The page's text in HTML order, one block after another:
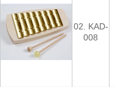
02. KAD-
008